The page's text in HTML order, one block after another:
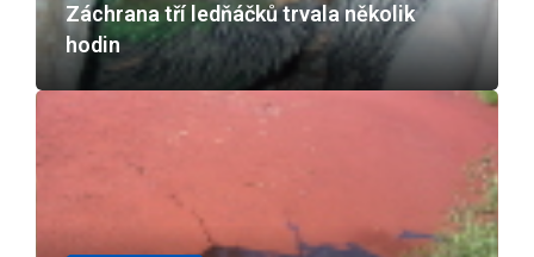
Záchrana tří ledňáčků trvala několik
hodin